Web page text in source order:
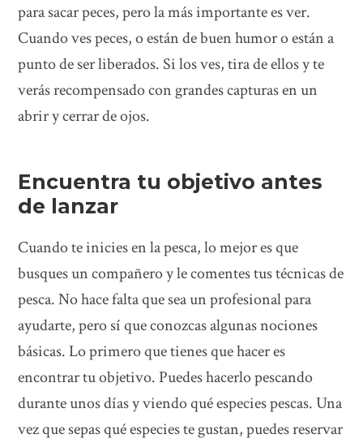
para sacar peces, pero la más importante es ver.
Cuando ves peces, o están de buen humor o están a
punto de ser liberados. Si los ves, tira de ellos y te
verás recompensado con grandes capturas en un
abrir y cerrar de ojos.
Encuentra tu objetivo antes
de lanzar
Cuando te inicies en la pesca, lo mejor es que
busques un compañero y le comentes tus técnicas de
pesca. No hace falta que sea un profesional para
ayudarte, pero sí que conozcas algunas nociones
básicas. Lo primero que tienes que hacer es
encontrar tu objetivo. Puedes hacerlo pescando
durante unos días y viendo qué especies pescas. Una
vez que sepas qué especies te gustan, puedes reservar